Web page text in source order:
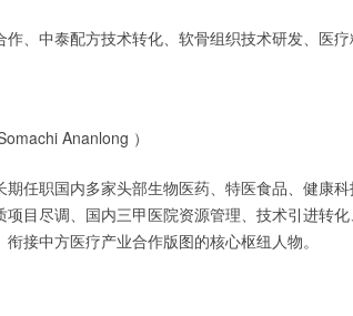
、中泰配方技术转化、软骨组织技术研发、医疗
Ananlong ）
期任职国内多家头部生物医药、特医食品、健康
项目尽调、国内三甲医院资源管理、技术引进转
接中方医疗产业合作版图的核心枢纽人物。